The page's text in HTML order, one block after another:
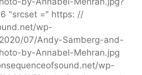
"srcset =" https: //
wp-
07/Andy-Samberg-and-
by-Annabel-Mehran.jpg
wp-